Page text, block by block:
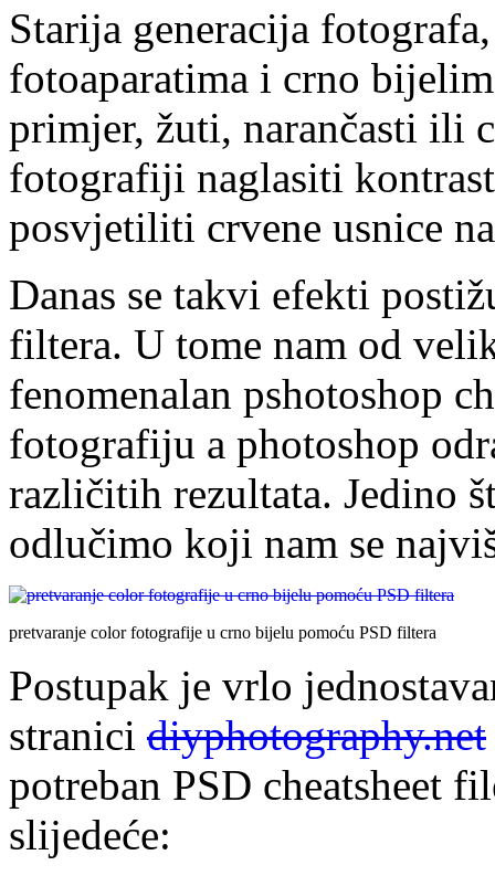
Starija generacija
fotoaparatima i crno
primjer, žuti, narančasti ili
fotografiji naglasiti
posvjetiliti crvene usnice
Danas se takvi efekti
filtera. U tome nam od
fenomenalan pshotoshop
fotografiju a photoshop
različitih rezultata. Jedino
odlučimo koji nam se
pretvaranje color fotografije u crno bijelu pomoću PSD filtera
Postupak je vrlo
stranici diyphotography.net
potreban PSD cheatsheet
slijedeće: